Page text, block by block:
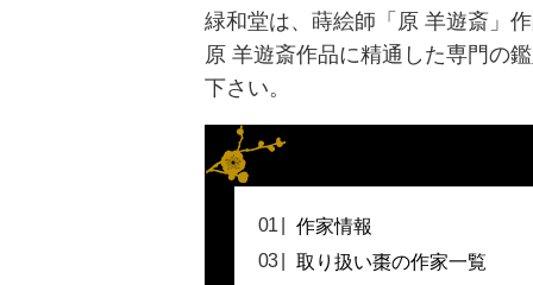
緑和堂は、蒔絵師「原 羊遊斎」
原 羊遊斎作品に精通した専門の
下さい。
作家情報
取り扱い棗の作家一覧